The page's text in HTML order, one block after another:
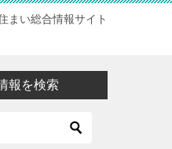
まい総合情報サイト
報を検索